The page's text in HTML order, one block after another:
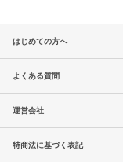
はじめての方へ
よくある質問
運営会社
特商法に基づく表記